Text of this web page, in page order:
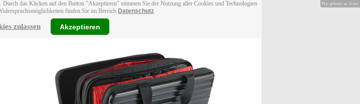
das Klicken auf den Button "Akzeptieren" stimmen Sie der Nutzung aller Cookies und Technologien
finden Sie im Bereich Datenschutz
zulassen Akzeptieren
Hy-phen-a-tion